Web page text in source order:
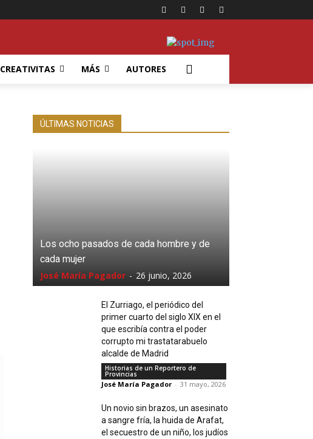
CREATIVITAS MÁS AUTORES
ÚLTIMAS NOTICIAS
Los ocho pasados de cada hombre y de
cada mujer
José María Pagador - 26 junio, 2026
El Zurriago, el periódico del
primer cuarto del siglo XIX en el
que escribía contra el poder
corrupto mi trastatarabuelo
alcalde de Madrid
Historias de un Reportero de
Provincias
José María Pagador - 31 mayo, 2026
Un novio sin brazos, un asesinato
a sangre fría, la huida de Arafat,
el secuestro de un niño, los judíos